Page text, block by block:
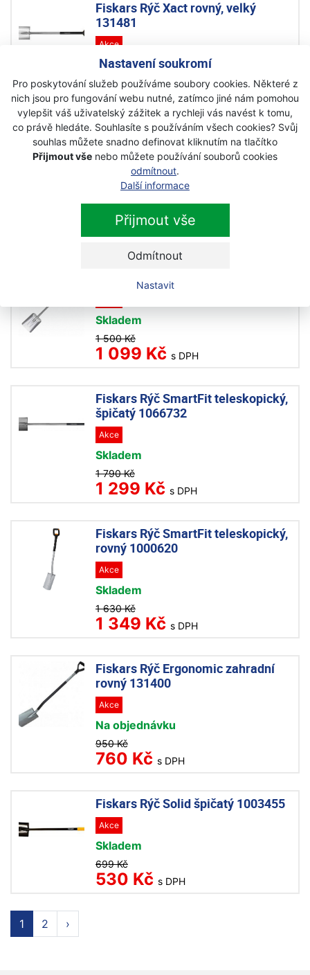
Nastavení soukromí
Pro poskytování služeb používáme soubory cookies. Některé z
nich jsou pro fungování webu nutné, zatímco jiné nám pomohou
vylepšit váš uživatelský zážitek a rychleji vás navést k tomu,
co právě hledáte. Souhlasíte s používáním všech cookies? Svůj
souhlas můžete snadno definovat kliknutím na tlačítko
Přijmout vše nebo můžete používání souborů cookies
odmítnout.
Další informace
Přijmout vše
Odmítnout
Nastavit
Fiskars Rýč Xact rovný, velký
131481
Akce
Skladem
1 500 Kč
1 280 Kč s DPH
Fiskars Rýč Xact rovný, střední
131480
1 190 Kč
989 Kč s DPH
Fiskars Lopata Xact velká 132480
Skladem
1 500 Kč
1 099 Kč s DPH
Fiskars Rýč SmartFit teleskopický,
špičatý 1066732
Akce
Skladem
1 790 Kč
1 299 Kč s DPH
Fiskars Rýč SmartFit teleskopický,
rovný 1000620
Akce
Skladem
1 630 Kč
1 349 Kč s DPH
Fiskars Rýč Ergonomic zahradní
rovný 131400
Akce
Na objednávku
950 Kč
760 Kč s DPH
Fiskars Rýč Solid špičatý 1003455
Akce
Skladem
699 Kč
530 Kč s DPH
1 2 ›